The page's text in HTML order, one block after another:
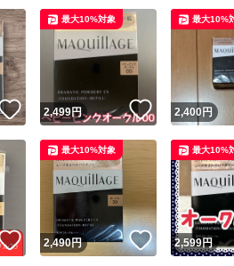
いいね！
2,499円 いいね！
最大10%対象
2,400 円
最大10%
いいね！
2,490円 いいね！
最大10%対象
2,599円
最大10%